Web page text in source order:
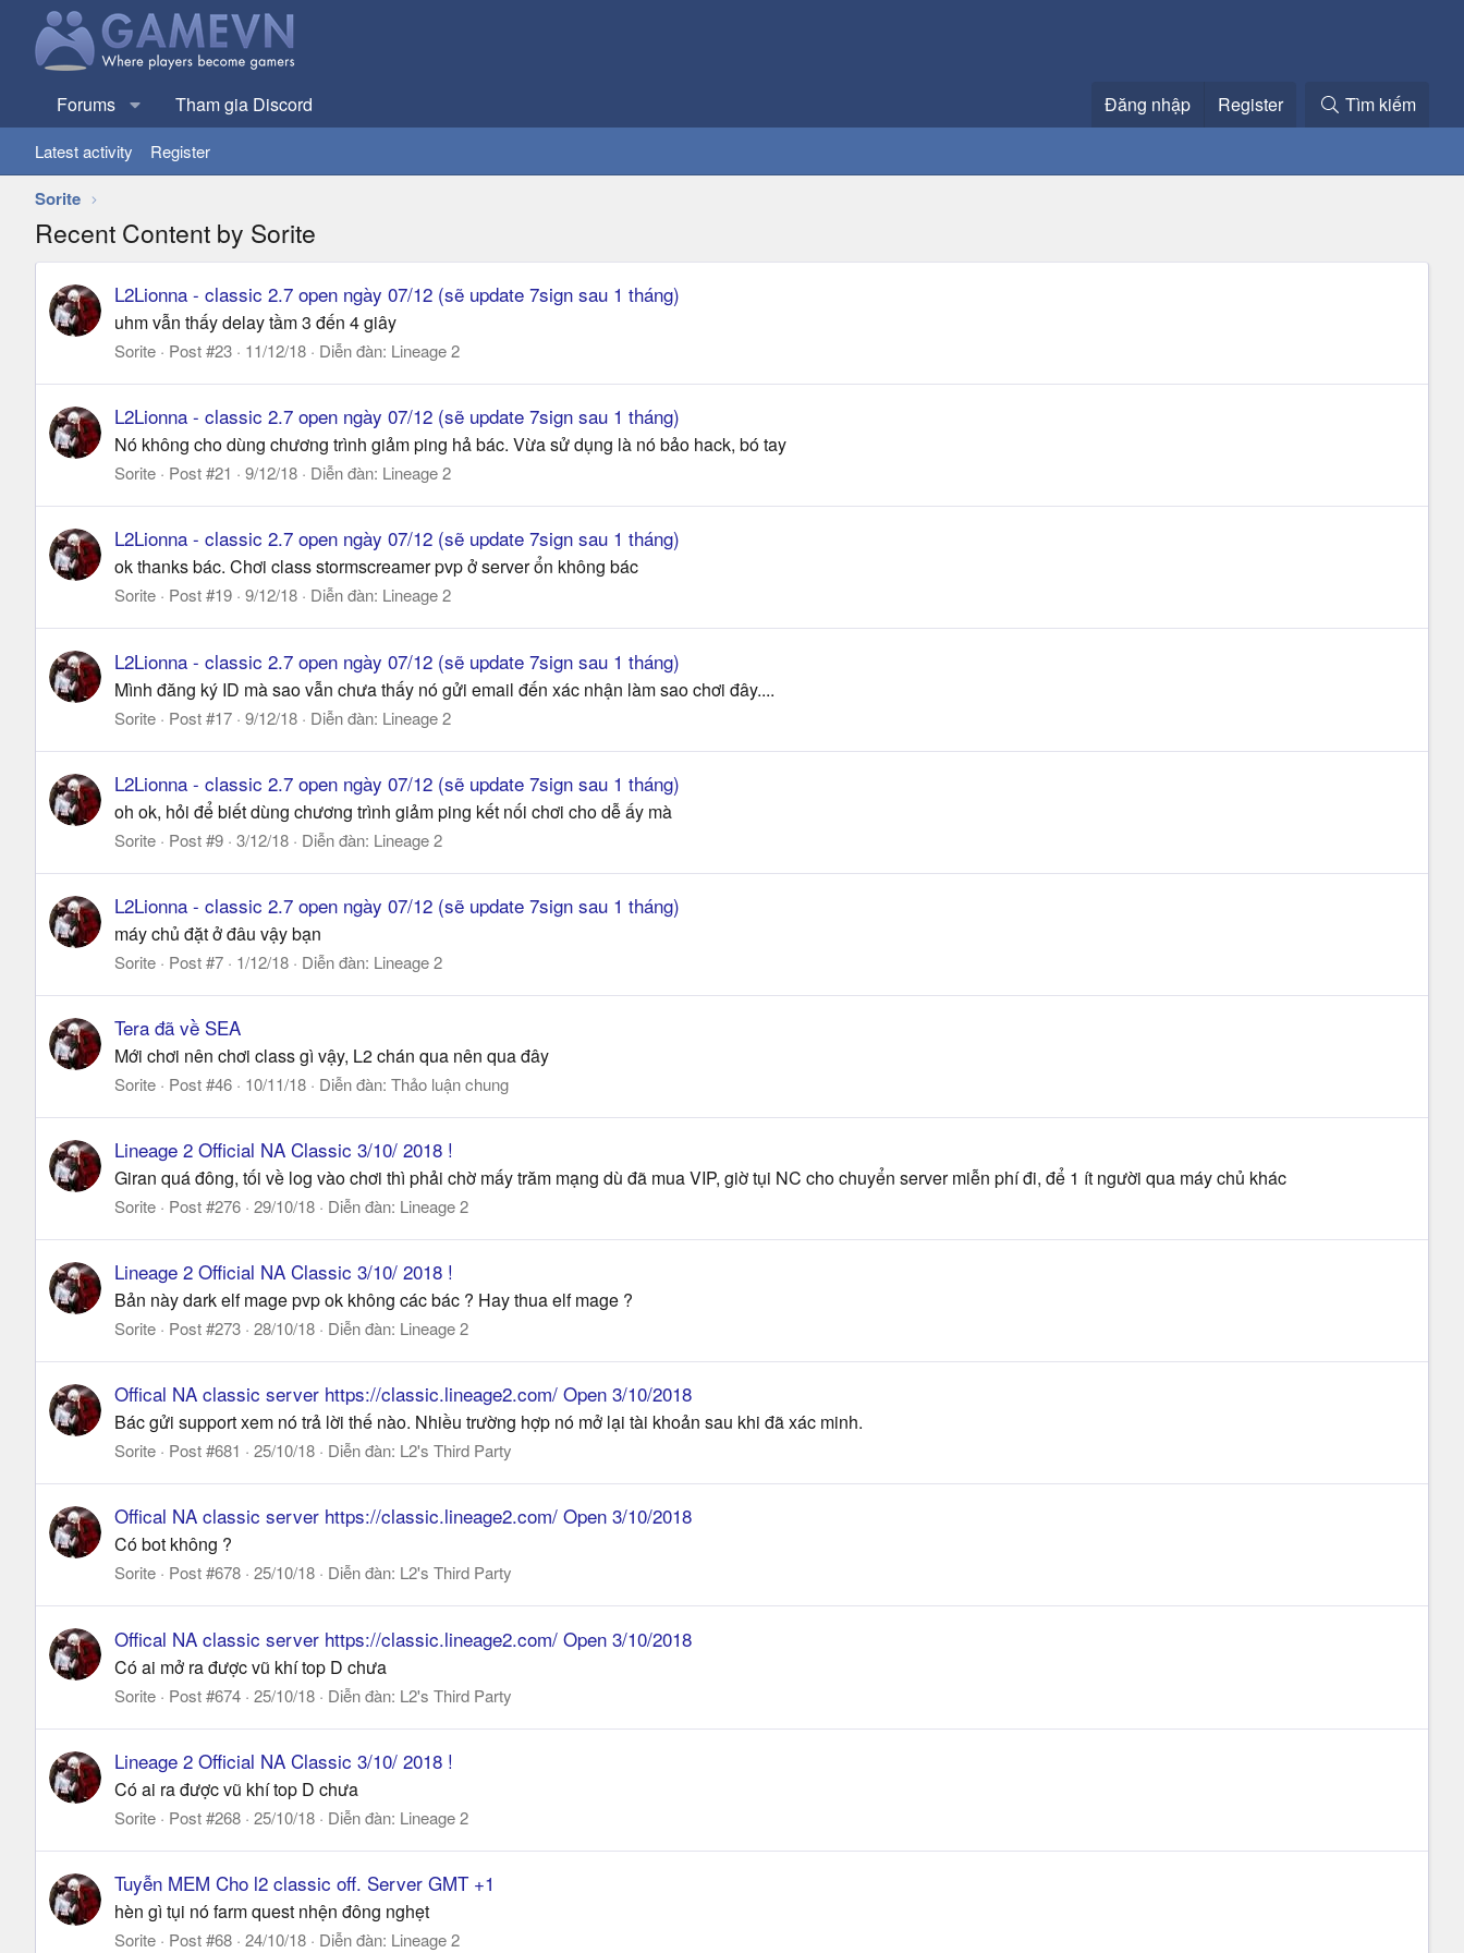
Forums Tham gia Discord Đăng nhập Register Tìm kiếm
Latest activity Register
Sorite
Recent Content by Sorite
L2Lionna - classic 2.7 open ngày 07/12 (sẽ update 7sign sau 1 tháng)
uhm vẫn thấy delay tầm 3 đến 4 giây
Sorite Post #23 11/12/18 Diễn đàn: Lineage 2
L2Lionna - classic 2.7 open ngày 07/12 (sẽ update 7sign sau 1 tháng)
Nó không cho dùng chương trình giảm ping hả bác. Vừa sử dụng là nó bảo hack, bó tay
Sorite Post #21 9/12/18 Diễn đàn: Lineage 2
L2Lionna - classic 2.7 open ngày 07/12 (sẽ update 7sign sau 1 tháng)
ok thanks bác. Chơi class stormscreamer pvp ở server ổn không bác
Sorite Post #19 9/12/18 Diễn đàn: Lineage 2
L2Lionna - classic 2.7 open ngày 07/12 (sẽ update 7sign sau 1 tháng)
Mình đăng ký ID mà sao vẫn chưa thấy nó gửi email đến xác nhận làm sao chơi đây....
Sorite Post #17 9/12/18 Diễn đàn: Lineage 2
L2Lionna - classic 2.7 open ngày 07/12 (sẽ update 7sign sau 1 tháng)
oh ok, hỏi để biết dùng chương trình giảm ping kết nối chơi cho dễ ấy mà
Sorite Post #9 3/12/18 Diễn đàn: Lineage 2
L2Lionna - classic 2.7 open ngày 07/12 (sẽ update 7sign sau 1 tháng)
máy chủ đặt ở đâu vậy bạn
Sorite Post #7 1/12/18 Diễn đàn: Lineage 2
Tera đã về SEA
Mới chơi nên chơi class gì vậy, L2 chán qua nên qua đây
Sorite Post #46 10/11/18 Diễn đàn: Thảo luận chung
Lineage 2 Official NA Classic 3/10/ 2018 !
Giran quá đông, tối về log vào chơi thì phải chờ mấy trăm mạng dù đã mua VIP, giờ tụi NC cho chuyển server miễn phí đi, để 1 ít người qua máy chủ khác
Sorite Post #276 29/10/18 Diễn đàn: Lineage 2
Lineage 2 Official NA Classic 3/10/ 2018 !
Bản này dark elf mage pvp ok không các bác ? Hay thua elf mage ?
Sorite Post #273 28/10/18 Diễn đàn: Lineage 2
Offical NA classic server https://classic.lineage2.com/ Open 3/10/2018
Bác gửi support xem nó trả lời thế nào. Nhiều trường hợp nó mở lại tài khoản sau khi đã xác minh.
Sorite Post #681 25/10/18 Diễn đàn: L2's Third Party
Offical NA classic server https://classic.lineage2.com/ Open 3/10/2018
Có bot không ?
Sorite Post #678 25/10/18 Diễn đàn: L2's Third Party
Offical NA classic server https://classic.lineage2.com/ Open 3/10/2018
Có ai mở ra được vũ khí top D chưa
Sorite Post #674 25/10/18 Diễn đàn: L2's Third Party
Lineage 2 Official NA Classic 3/10/ 2018 !
Có ai ra được vũ khí top D chưa
Sorite Post #268 25/10/18 Diễn đàn: Lineage 2
Tuyễn MEM Cho l2 classic off. Server GMT +1
hèn gì tụi nó farm quest nhện đông nghẹt
Sorite Post #68 24/10/18 Diễn đàn: Lineage 2